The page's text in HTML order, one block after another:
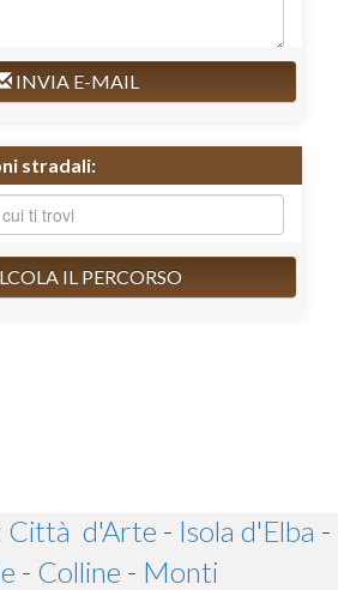
INVIA E-MAIL
stradali:
IL PERCORSO
Città d'Arte - Isola d'Elba -
- Colline - Monti